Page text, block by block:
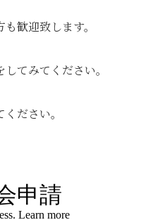
歓迎致します。
てみてください。
ださい。